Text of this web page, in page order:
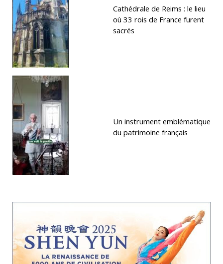
Cathédrale de Reims : le lieu
où 33 rois de France furent
sacrés
Un instrument emblématique
du patrimoine français